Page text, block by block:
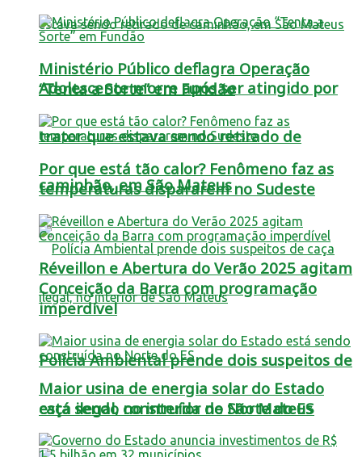
Adolescente morre após ser atingido por
trator que estava sendo retirado de
caminhão, em São Mateus
Polícia Ambiental prende dois suspeitos de
caça ilegal, no interior de São Mateus
Ministério Público deflagra Operação
“Tenta a Sorte” em Fundão
Por que está tão calor? Fenômeno faz as
temperaturas dispararem no Sudeste
Réveillon e Abertura do Verão 2025 agitam
Conceição da Barra com programação
imperdível
Maior usina de energia solar do Estado
está sendo construída no Norte do ES